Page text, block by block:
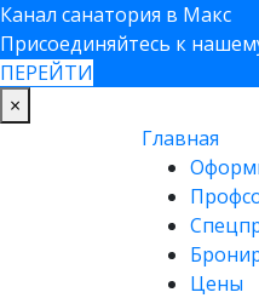
Канал санатория в Макс
Присоединяйтесь к
ПЕРЕЙТИ
×
Главная
Цены